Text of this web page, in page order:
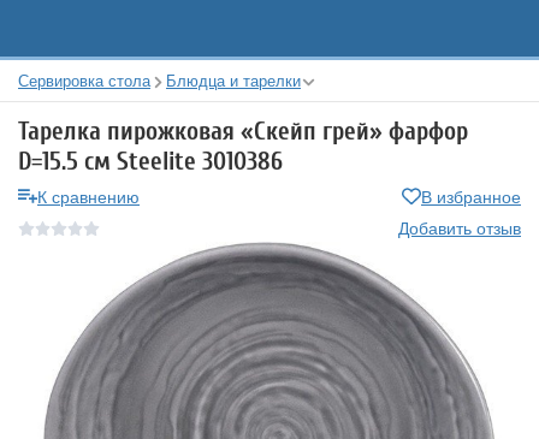
Сервировка стола Блюдца и тарелки
Тарелка пирожковая «Скейп грей» фарфор
D=15.5 см Steelite 3010386
К сравнению
В избранное
Добавить отзыв